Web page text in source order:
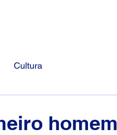
Cultura
homem